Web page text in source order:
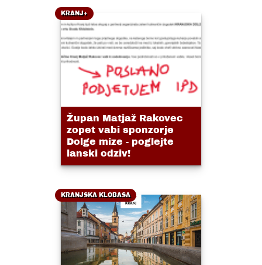
KRANJ+
Župan Matjaž Rakovec
zopet vabi sponzorje
Dolge mize - poglejte
lanski odziv!
KRANJSKA KLOBASA